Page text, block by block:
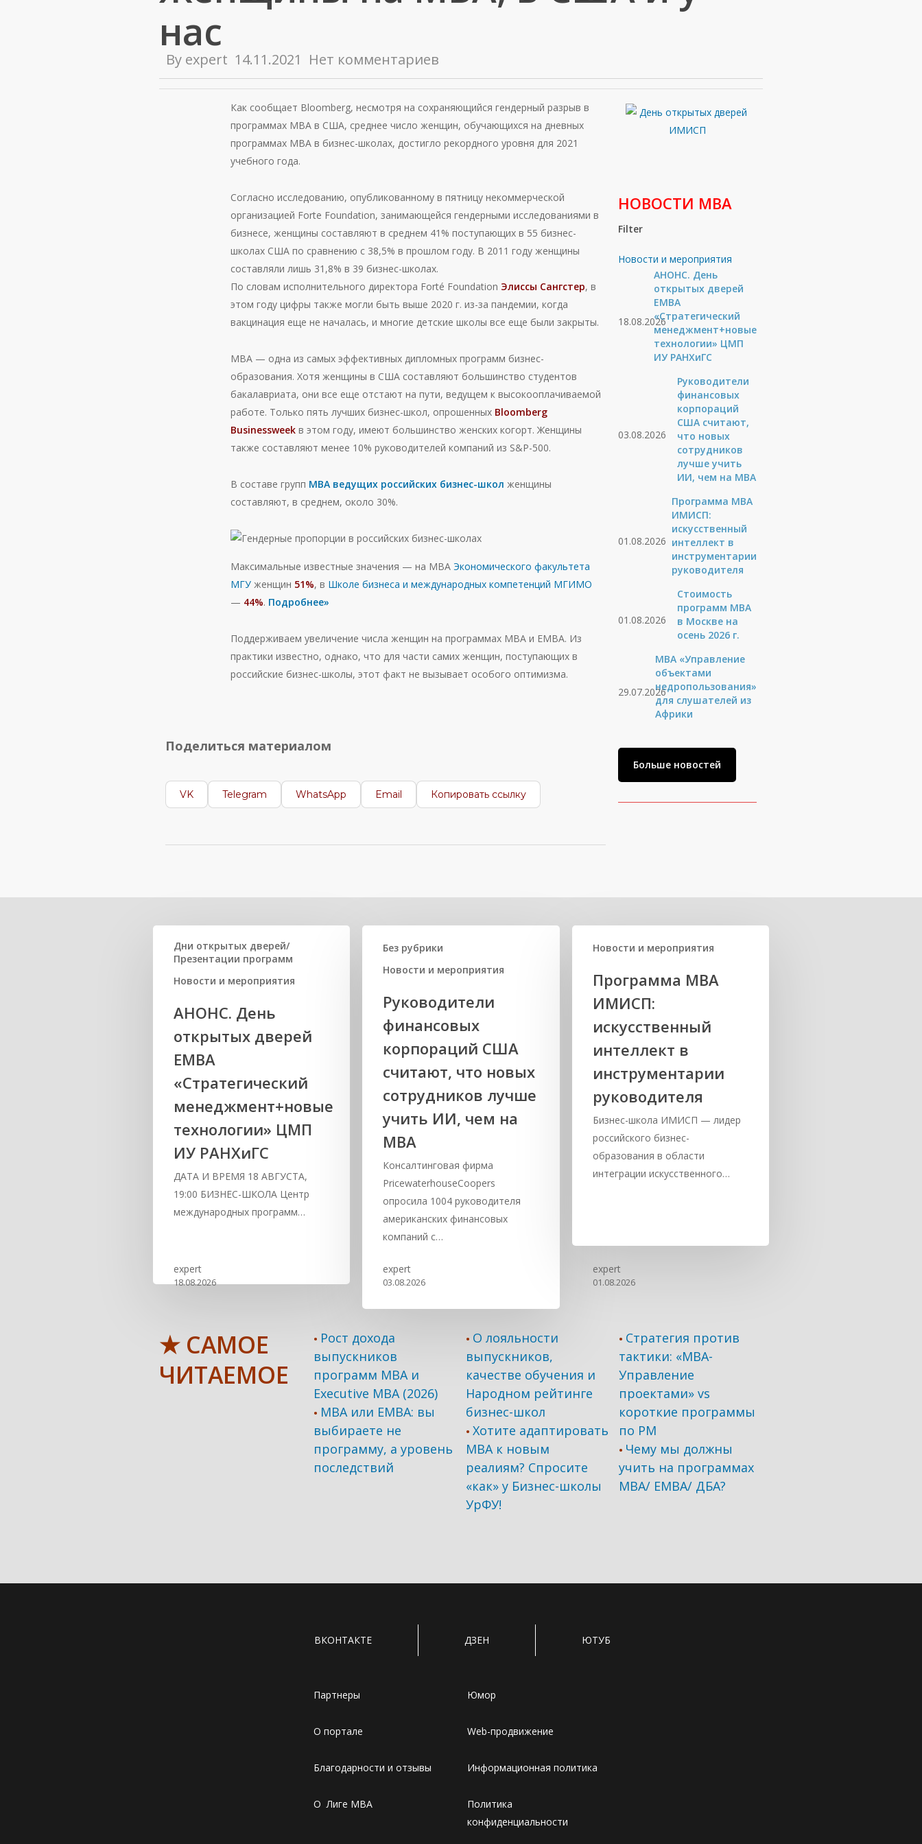
нас
By expert 14.11.2021 Нет комментариев
Как сообщает Bloomberg, несмотря на сохраняющийся гендерный разрыв в
программах MBA в США, среднее число женщин, обучающихся на дневных
программах МВА в бизнес-школах, достигло рекордного уровня для 2021
учебного года.
Согласно исследованию, опубликованному в пятницу некоммерческой
организацией Forte Foundation, занимающейся гендерными исследованиями в
бизнесе, женщины составляют в среднем 41% поступающих в 55 бизнес-
школах США по сравнению с 38,5% в прошлом году. В 2011 году женщины
составляли лишь 31,8% в 39 бизнес-школах.
По словам исполнительного директора Forté Foundation Элиссы Сангстер, в
этом году цифры также могли быть выше 2020 г. из-за пандемии, когда
вакцинация еще не началась, и многие детские школы все еще были закрыты.
MBA — одна из самых эффективных дипломных программ бизнес-
образования. Хотя женщины в США составляют большинство студентов
бакалавриата, они все еще отстают на пути, ведущем к высокооплачиваемой
работе. Только пять лучших бизнес-школ, опрошенныхBloomberg
Businessweekв этом году, имеют большинство женских когорт. Женщины
также составляют менее 10% руководителей компаний из S&P-500.
В составе групп МВА ведущих российских бизнес-школ женщины
составляют, в среднем, около 30%.
Максимальные известные значения — на МВА Экономического факультета
МГУженщин 51%, в Школе бизнеса и международных компетенций МГИМО
— 44%. Подробнее»
Поддерживаем увеличение числа женщин на программах МВА и ЕМВА. Из
практики известно, однако, что для части самих женщин, поступающих в
российские бизнес-школы, этот факт не вызывает особого оптимизма.
Поделиться материалом
VK Telegram WhatsApp Email Копировать ссылку
НОВОСТИ МВА
Filter
Новости и мероприятия
18.08.2026
АНОНС. День
открытых дверей
ЕМВА
«Стратегический
менеджмент+новые
технологии» ЦМП
ИУ РАНХиГС
03.08.2026
Руководители
финансовых
корпораций
США считают,
что новых
сотрудников
лучше учить
ИИ, чем на МВА
01.08.2026
Программа MBA
ИМИСП:
искусственный
интеллект в
инструментарии
руководителя
01.08.2026
Стоимость
программ MBA
в Москве на
осень 2026 г.
29.07.2026
MBA «Управление
объектами
недропользования»
для слушателей из
Африки
Больше новостей
Дни открытых дверей/
Презентации программ
Новости и мероприятия
АНОНС. День
открытых дверей
ЕМВА
«Стратегический
менеджмент+новые
технологии» ЦМП
ИУ РАНХиГС
ДАТА И ВРЕМЯ 18 АВГУСТА,
19:00 БИЗНЕС-ШКОЛА Центр
международных программ…
expert
18.08.2026
Без рубрики
Новости и мероприятия
Руководители
финансовых
корпораций США
считают, что новых
сотрудников лучше
учить ИИ, чем на
МВА
Консалтинговая фирма
PricewaterhouseCoopers
опросила 1004 руководителя
американских финансовых
компаний с…
expert
03.08.2026
Новости и мероприятия
Программа MBA
ИМИСП:
искусственный
интеллект в
инструментарии
руководителя
Бизнес-школа ИМИСП — лидер
российского бизнес-
образования в области
интеграции искусственного…
expert
01.08.2026
★ САМОЕ
ЧИТАЕМОЕ
• Рост дохода
выпускников
программ МВА и
Executive MBA (2026)
• MBA или EMBA: вы
выбираете не
программу, а уровень
последствий
• О лояльности
выпускников,
качестве обучения и
Народном рейтинге
бизнес-школ
•Хотите адаптировать
МВА к новым
реалиям? Спросите
«как» у Бизнес-школы
УрФУ!
• Стратегия против
тактики: «МВА-
Управление
проектами» vs
короткие программы
по PM
• Чему мы должны
учить на программах
МВА/ ЕМВА/ ДБА?
ВКОНТАКТЕ ДЗЕН ЮТУБ
Партнеры
О портале
Благодарности и отзывы
О Лиге MBA
Юмор
Web-продвижение
Информационная политика
Политика
конфиденциальности